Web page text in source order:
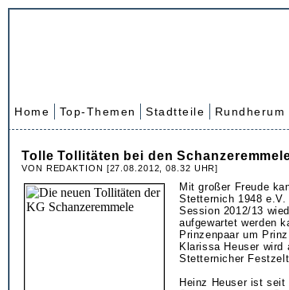
Home Top-Themen Stadtteile Rundherum
Tolle Tollitäten bei den
VON REDAKTION [27.08.2012, 08.32 UHR]
Mit großer Freude
Stetternich 1948
Session 2012/13
aufgewartet werden
Prinzenpaar um
Klarissa Heuser wird
Stetternicher
Heinz Heuser ist seit